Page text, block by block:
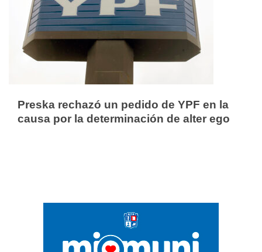
Preska rechazó un pedido de YPF en la
causa por la determinación de alter ego